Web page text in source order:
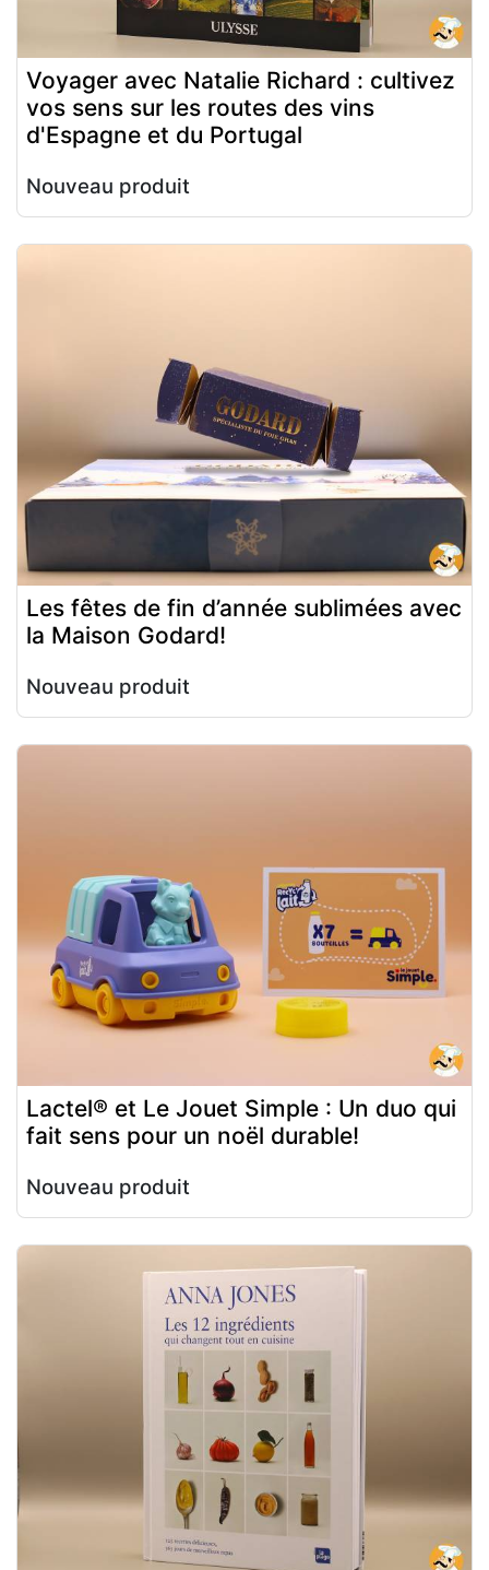
Voyager avec Natalie Richard : cultivez
vos sens sur les routes des vins
d'Espagne et du Portugal
Nouveau produit
Les fêtes de fin d’année sublimées avec
la Maison Godard!
Nouveau produit
Lactel® et Le Jouet Simple : Un duo qui
fait sens pour un noël durable!
Nouveau produit